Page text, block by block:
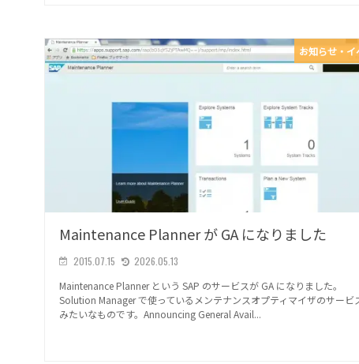
お知らせ・イ
Maintenance Planner が GA になりました
2015.07.15
2026.05.13
Maintenance Planner という SAP のサービスが GA になりました。
Solution Manager で使っているメンテナンスオプティマイザのサービ
みたいなものです。Announcing General Avail...